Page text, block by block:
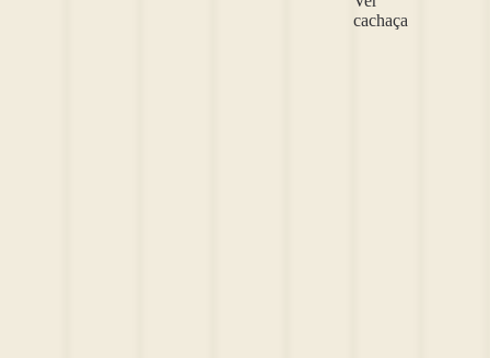
cachaça